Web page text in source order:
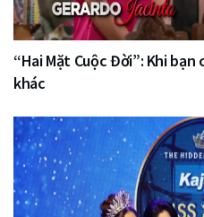
“Hai Mặt Cuộc Đời”: Khi
khác